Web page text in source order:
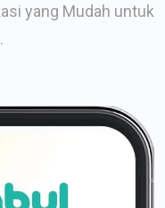
yang Mudah untuk